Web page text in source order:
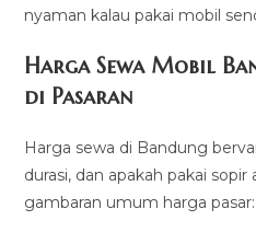
nyaman kalau pakai mobil
Harga Sewa Mobil
di Pasaran
Harga sewa di Bandung
durasi, dan apakah pakai
gambaran umum harga pasar: